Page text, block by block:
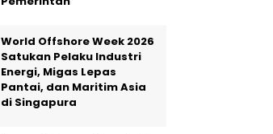
World Offshore Week 2026
Satukan Pelaku Industri
Energi, Migas Lepas
Pantai, dan Maritim Asia
di Singapura